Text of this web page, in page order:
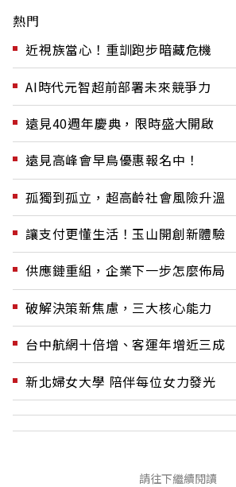
熱門
近視族當心！重訓跑步暗藏危機
AI時代元智超前部署未來競爭力
遠見40週年慶典，限時盛大開啟
遠見高峰會早鳥優惠報名中！
孤獨到孤立，超高齡社會風險升溫
讓支付更懂生活！玉山開創新體驗
供應鏈重組，企業下一步怎麼佈局
破解決策新焦慮，三大核心能力
台中航網十倍增、客運年增近三成
新北婦女大學 陪伴每位女力發光
請往下繼續閱讀